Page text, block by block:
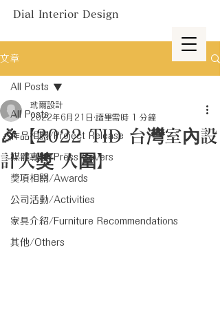
Dial Interior Design
文章
All Posts
作品相關/Project Release
媒體專題/Press Covers
獎項相關/Awards
公司活動/Activities
家具介紹/Furniture Recommendations
其他/Others
All Posts
🎉【2022 TID 台灣室內設
計大獎 入圍】
玳爾設計
2022年6月21日 讀畢需時 1 分鐘